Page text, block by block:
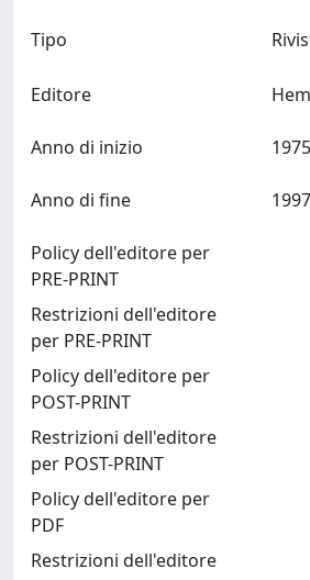
Tipo
Editore
Anno di inizio
Anno di fine
Policy dell'editore per
PRE-PRINT
Restrizioni dell'editore
per PRE-PRINT
Policy dell'editore per
POST-PRINT
Restrizioni dell'editore
per POST-PRINT
Policy dell'editore per
PDF
Restrizioni dell'editore